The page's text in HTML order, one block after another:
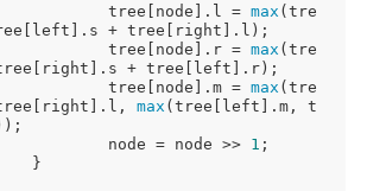
			tree[node].l =
max (tre
+ tree[right].l);
			tree[node].r =
max (tre
+ tree[left].r);
			tree[node].m =
max (tre
max (tree[left].m, t
			node = node >>
1 ;